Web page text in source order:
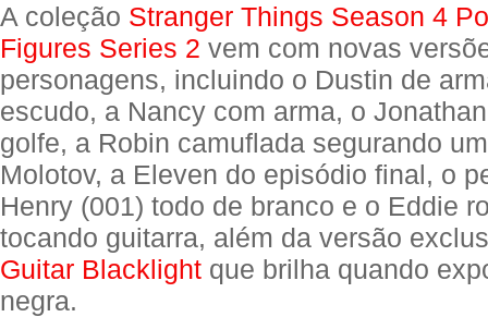
A coleção Stranger Things Season 4
Figures Series 2 vem com novas
personagens, incluindo o Dustin de
escudo, a Nancy com arma, o
golfe, a Robin camuflada segurando
Molotov, a Eleven do episódio final, o
Henry (001) todo de branco e o Eddie
tocando guitarra, além da versão
Guitar Blacklight que brilha quando
negra.